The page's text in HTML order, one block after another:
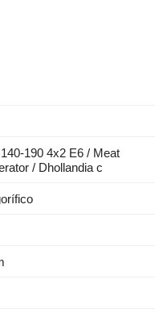
190 4x2 E6 / Meat
/ Dhollandia c